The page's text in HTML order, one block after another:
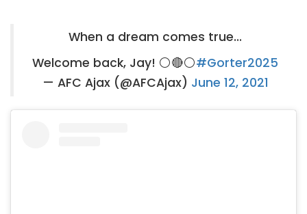
When a dream comes true...
Welcome back, Jay! ⚪️🔴⚪️#Gorter2025
— AFC Ajax (@AFCAjax) June 12, 2021